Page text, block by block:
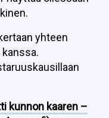
yhteen
kanssa.
kunnon kaaren –